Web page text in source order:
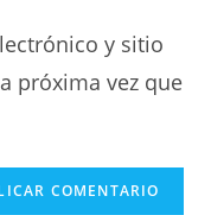
y sitio
próxima vez que